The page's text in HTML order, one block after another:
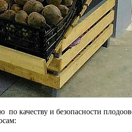
качеству и безопасности